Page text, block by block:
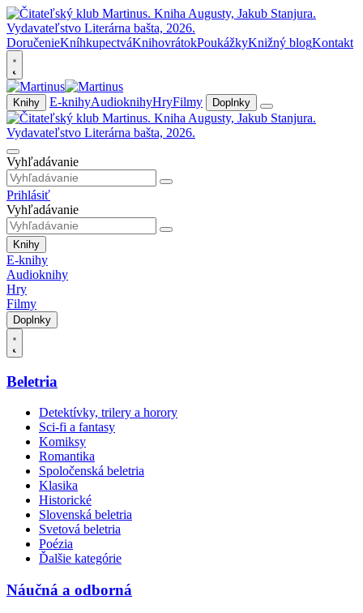
DoručenieKníhkupectváKnihovrátokPoukážkyKnižný blogKontakt
Knihy E-knihyAudioknihyHryFilmy Doplnky
Vyhľadávanie
Prihlásiť
Vyhľadávanie
Knihy
E-knihy
Audioknihy
Hry
Filmy
Doplnky
Beletria
Detektívky, trilery a horory
Sci-fi a fantasy
Komiksy
Romantika
Spoločenská beletria
Klasika
Historické
Slovenská beletria
Svetová beletria
Poézia
Ďalšie kategórie
Náučná a odborná